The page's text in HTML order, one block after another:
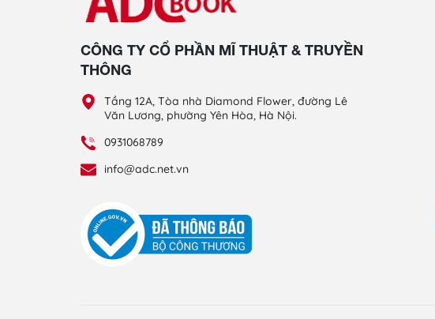
CÔNG TY CỔ PHẦN MĨ THUẬT & TRUYỀN
THÔNG
Tầng 12A, Tòa nhà Diamond Flower, đường Lê
Văn Lương, phường Yên Hòa, Hà Nội.
0931068789
info@adc.net.vn